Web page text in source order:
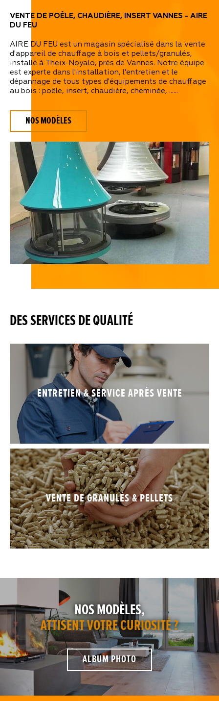
VENTE DE POÊLE, CHAUDIÈRE, INSERT VANNES - AIRE
DU FEU
AIRE DU FEU est un magasin spécialisé dans la vente
d'appareil de chauffage à bois et pellets/granulés,
installé à Theix-Noyalo, près de Vannes. Notre équipe
est experte dans l'installation, l'entretien et le
dépannage de tous types d'équipements de chauffage
au bois : poêle, insert, chaudière, cheminée, ......
NOS MODÈLES
DES SERVICES DE QUALITÉ
ENTRETIEN & SERVICE APRÈS VENTE
VENTE DE GRANULÉS & PELLETS
NOS MODÈLES,
ATTISENT VOTRE CURIOSITÉ ?
ALBUM PHOTO